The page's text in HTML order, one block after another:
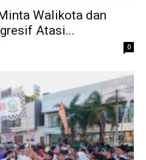
Walikota dan
Atasi...
0